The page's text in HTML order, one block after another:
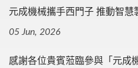
元成機械攜手西門子 推動智慧
05 Jun, 2026
感謝各位貴賓蒞臨參與「元成